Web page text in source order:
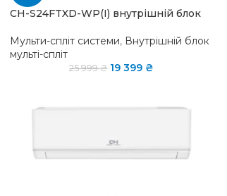
CH-S24FTXD-WP(I) внутрішній блок
Мульти-спліт системи, Внутрішній блок
мульті-спліт
25 999₴ 19 399 ₴